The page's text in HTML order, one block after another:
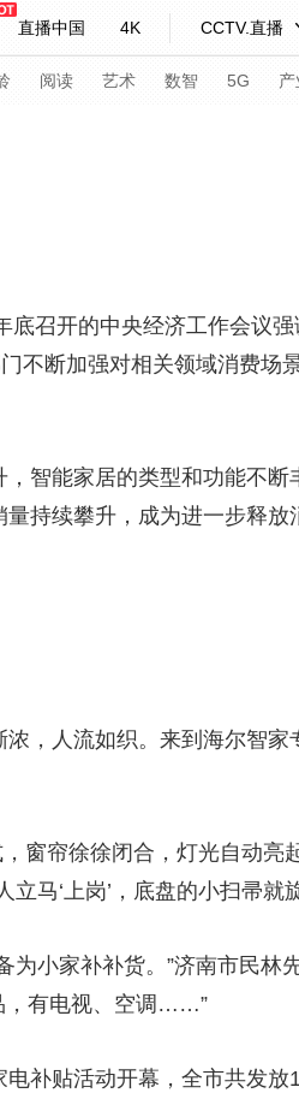
直播中国 4K CCTV.直播
阅读 艺术 数智 5G
央视网评 光华锐评 锋面
全景新闻
中超 国足 国际足球 网球
冰雪道路 足球道路
召开的中央经济工作会议
不断加强对相关领域消费场
能家居的类型和功能不断
持续攀升，成为进一步释放
人流如织。来到海尔智家
帘徐徐闭合，灯光自动亮
马‘上岗’，底盘的小扫帚就
小家补补货。”济南市民林
，有电视、空调……”
贴活动开幕，全市共发放